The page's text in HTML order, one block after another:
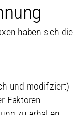
haben sich die
und modifiziert)
Faktoren